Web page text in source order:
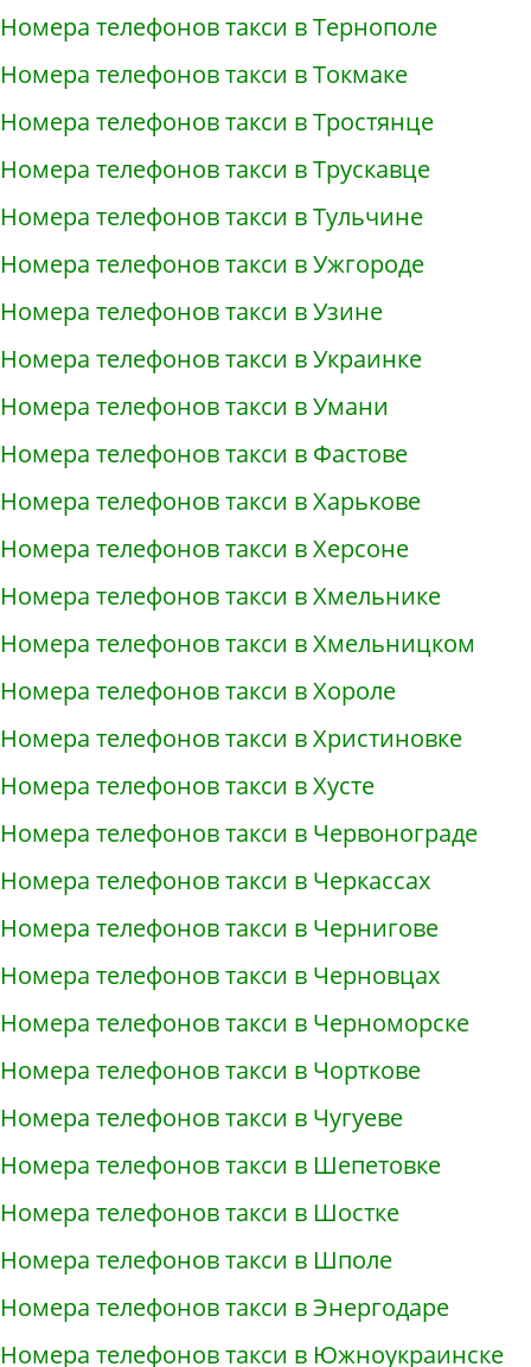
Номера телефонов такси в Тернополе
Номера телефонов такси в Токмаке
Номера телефонов такси в Тростянце
Номера телефонов такси в Трускавце
Номера телефонов такси в Тульчине
Номера телефонов такси в Ужгороде
Номера телефонов такси в Узине
Номера телефонов такси в Украинке
Номера телефонов такси в Умани
Номера телефонов такси в Фастове
Номера телефонов такси в Харькове
Номера телефонов такси в Херсоне
Номера телефонов такси в Хмельнике
Номера телефонов такси в Хмельницком
Номера телефонов такси в Хороле
Номера телефонов такси в Христиновке
Номера телефонов такси в Хусте
Номера телефонов такси в Червонограде
Номера телефонов такси в Черкассах
Номера телефонов такси в Чернигове
Номера телефонов такси в Черновцах
Номера телефонов такси в Черноморске
Номера телефонов такси в Чорткове
Номера телефонов такси в Чугуеве
Номера телефонов такси в Шепетовке
Номера телефонов такси в Шостке
Номера телефонов такси в Шполе
Номера телефонов такси в Энергодаре
Номера телефонов такси в Южноукраинске